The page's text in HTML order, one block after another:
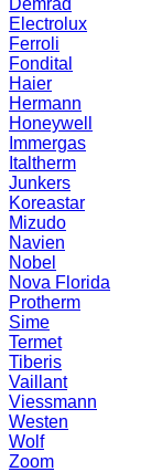
Demrad
Electrolux
Ferroli
Fondital
Haier
Hermann
Honeywell
Immergas
Italtherm
Junkers
Koreastar
Mizudо
Navien
Nobel
Nova Florida
Protherm
Sime
Termet
Tiberis
Vaillant
Viessmann
Westen
Wolf
Zoom